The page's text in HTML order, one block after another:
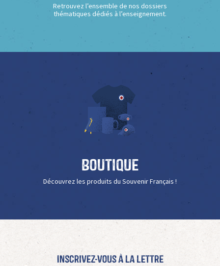
Retrouvez l’ensemble de nos dossiers
thématiques dédiés à l’enseignement.
Boutique
Découvrez les produits du Souvenir Français !
Inscrivez-vous à La Lettre